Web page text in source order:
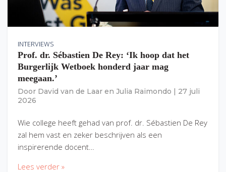
INTERVIEWS
Prof. dr. Sébastien De Rey: ‘Ik hoop dat het
Burgerlijk Wetboek honderd jaar mag
meegaan.’
Door David van de Laar en Julia Raimondo
27 juli
2026
Wie college heeft gehad van prof. dr. Sébastien De Rey
zal hem vast en zeker beschrijven als een
inspirerende docent…
Lees verder »